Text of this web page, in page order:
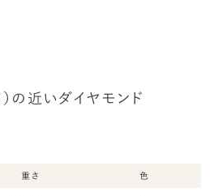
）の近いダイヤモンド
重さ 色